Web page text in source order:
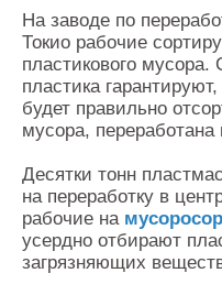
На заводе по
Токио рабочие
пластикового мусора.
пластика
будет правильно
мусора, переработана
Десятки тонн
на переработку в
рабочие на
усердно отбирают
загрязняющих